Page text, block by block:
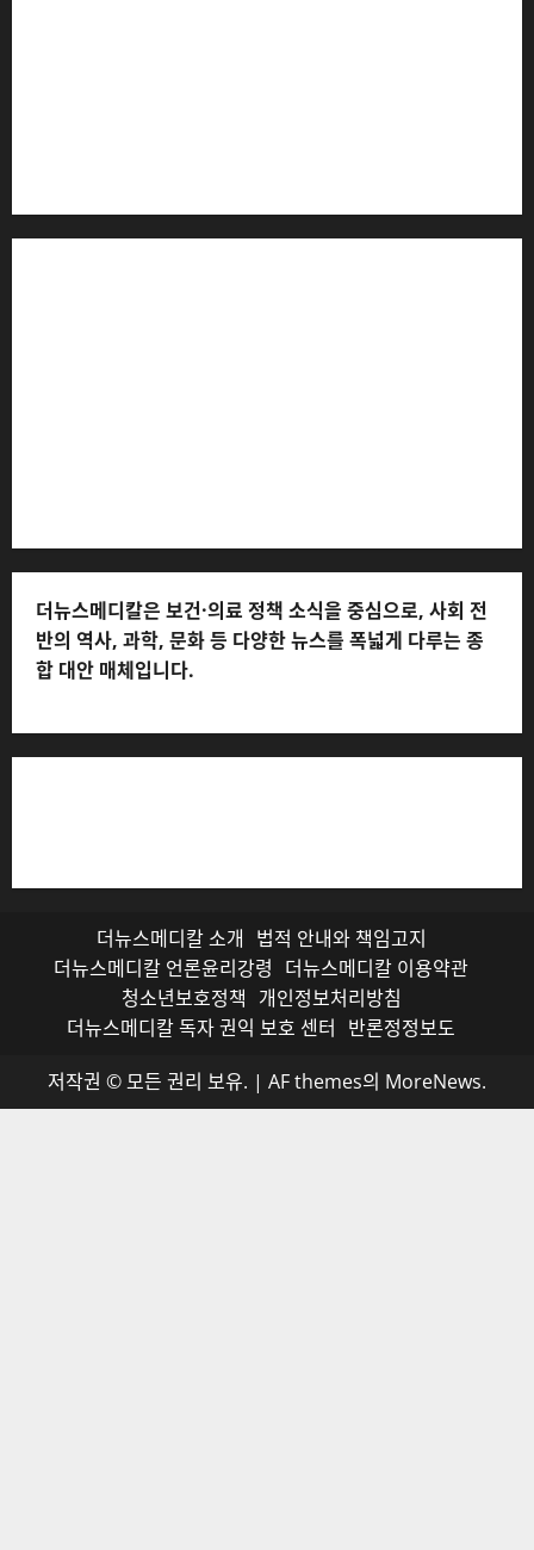
더뉴스메디칼은 보건·의료 정책 소식을 중심으로, 사회 전
반의 역사, 과학, 문화 등 다양한 뉴스를 폭넓게 다루는 종
합 대안 매체입니다.
더뉴스메디칼 소개 법적 안내와 책임고지
더뉴스메디칼 언론윤리강령 더뉴스메디칼 이용약관
청소년보호정책 개인정보처리방침
더뉴스메디칼 독자 권익 보호 센터 반론정정보도
저작권 © 모든 권리 보유. | AF themes의 MoreNews.